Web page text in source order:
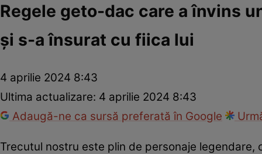
Regele geto-dac care a învins
și s-a însurat cu fiica lui
4 aprilie 2024 8:43
Ultima actualizare: 4 aprilie 2024 8:43
Adaugă-ne ca sursă preferată în Google
Trecutul nostru este plin de personaje